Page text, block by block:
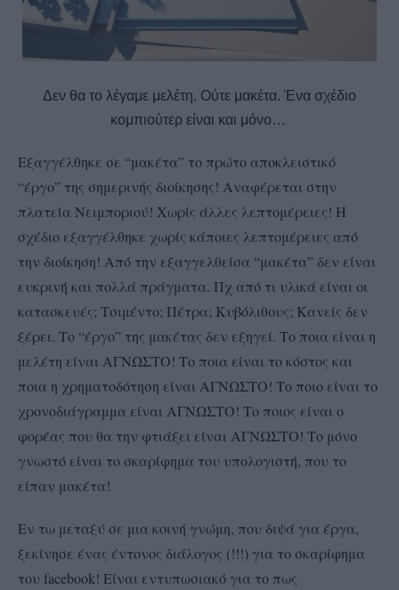
Δεν θα το λέγαμε μελέτη. Ούτε μακέτα. Ένα σχέδιο
κομπιούτερ είναι και μόνο…
Εξαγγέλθηκε σε “μακέτα” το πρώτο αποκλειστικό
“έργο” της σημερινής διοίκησης! Αναφέρεται στην
πλατεία Νειμποριού! Χωρίς άλλες λεπτομέρειες! Η
σχέδιο εξαγγέλθηκε χωρίς κάποιες λεπτομέρειες από
την διοίκηση! Από την εξαγγελθείσα “μακέτα” δεν είναι
ευκρινή και πολλά πράγματα. Πχ από τι υλικά είναι οι
κατασκευές; Τσιμέντο; Πέτρα; Κυβόλιθους; Κανείς δεν
ξέρει. Το “έργο” της μακέτας δεν εξηγεί. Το ποια είναι η
μελέτη είναι ΑΓΝΩΣΤΟ! Το ποια είναι το κόστος και
ποια η χρηματοδότηση είναι ΑΓΝΩΣΤΟ! Το ποιο είναι το
χρονοδιάγραμμα είναι ΑΓΝΩΣΤΟ! Το ποιος είναι ο
φορέας που θα την φτιάξει είναι ΑΓΝΩΣΤΟ! Το μόνο
γνωστό είναι το σκαρίφημα του υπολογιστή, που το
είπαν μακέτα!
Εν τω μεταξύ σε μια κοινή γνώμη, που διψά για έργα,
ξεκίνησε ένας έντονος διάλογος (!!!) για το σκαρίφημα
του facebook! Είναι εντυπωσιακό για το πως